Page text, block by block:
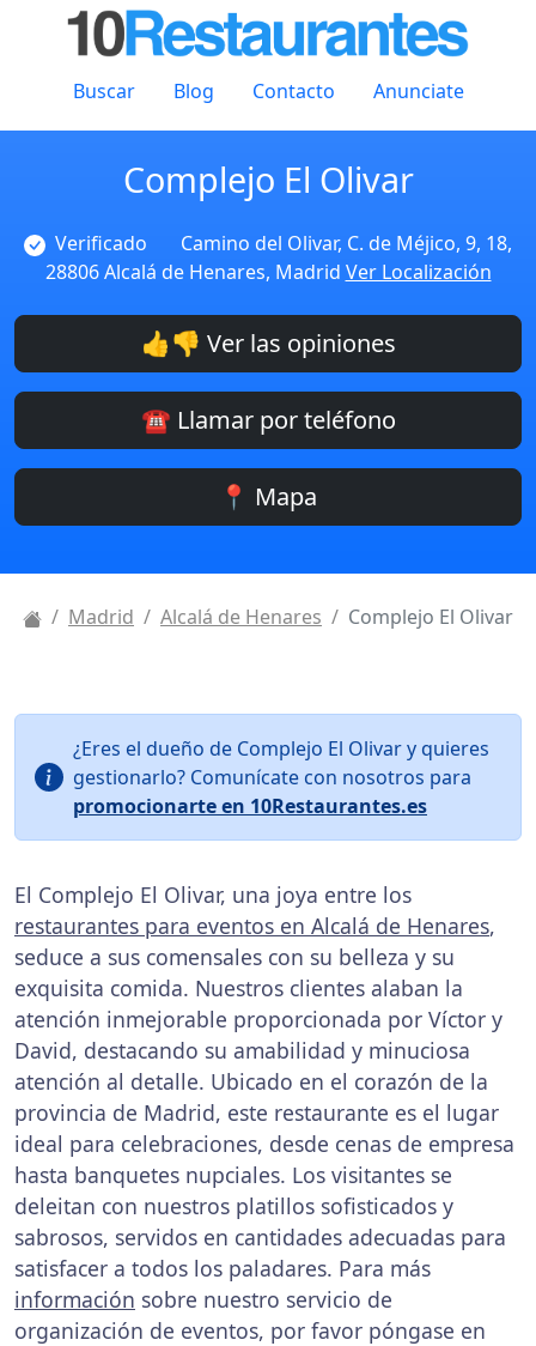
Buscar Blog Contacto Anunciate
Complejo El Olivar
Verificado
Camino del Olivar, C. de Méjico, 9, 18,
28806 Alcalá de Henares, Madrid Ver Localización
👍👎 Ver las opiniones
☎️ Llamar por teléfono
📍 Mapa
Madrid Alcalá de Henares Complejo El Olivar
¿Eres el dueño de Complejo El Olivar y quieres
gestionarlo? Comunícate con nosotros para
promocionarte en 10Restaurantes.es
El Complejo El Olivar, una joya entre los
restaurantes para eventos en Alcalá de Henares,
seduce a sus comensales con su belleza y su
exquisita comida. Nuestros clientes alaban la
atención inmejorable proporcionada por Víctor y
David, destacando su amabilidad y minuciosa
atención al detalle. Ubicado en el corazón de la
provincia de Madrid, este restaurante es el lugar
ideal para celebraciones, desde cenas de empresa
hasta banquetes nupciales. Los visitantes se
deleitan con nuestros platillos sofisticados y
sabrosos, servidos en cantidades adecuadas para
satisfacer a todos los paladares. Para más
información sobre nuestro servicio de
organización de eventos, por favor póngase en